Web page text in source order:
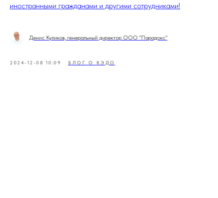
иностранными гражданами и другими сотрудниками!
Денис Куликов, генеральный директор ООО "Парадокс"
2024-12-08 10:09 БЛОГ О КЭДО